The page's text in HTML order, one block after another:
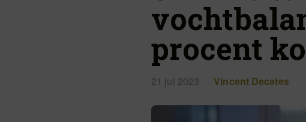
procent
21 jul 2023 Vincent Decates